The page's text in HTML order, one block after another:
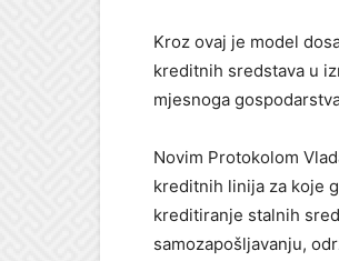
Kroz ovaj je model
kreditnih sredstava u
mjesnoga
Novim Protokolom
kreditnih linija za koje
kreditiranje stalnih
samozapošljavanju,